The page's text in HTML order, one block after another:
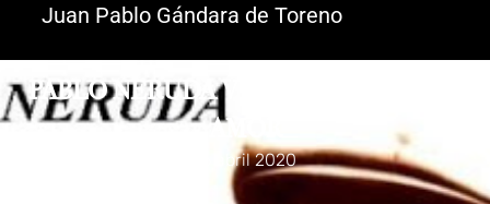
Juan Pablo Gándara de Toreno
PABLO NERUDA VEINTE POEMAS DE
AMOR
16 abril 2020